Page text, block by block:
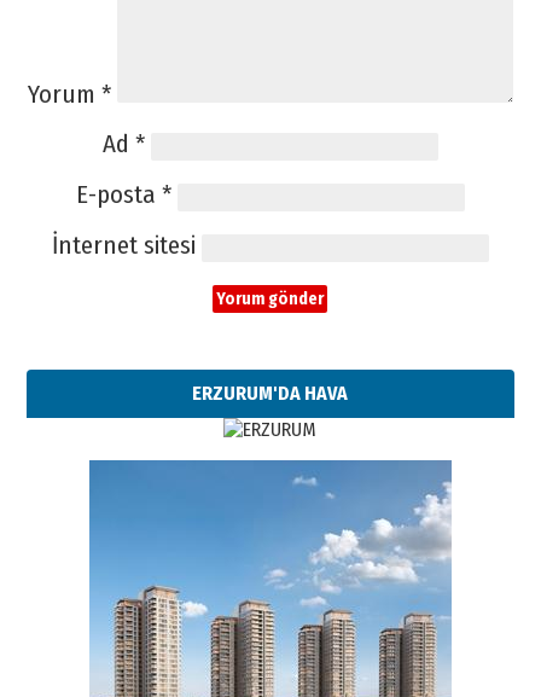
Yorum *
Ad *
E-posta *
İnternet sitesi
ERZURUM'DA HAVA
Esat BİNDESEN
Başkan Sekmen’den Erzurum’a